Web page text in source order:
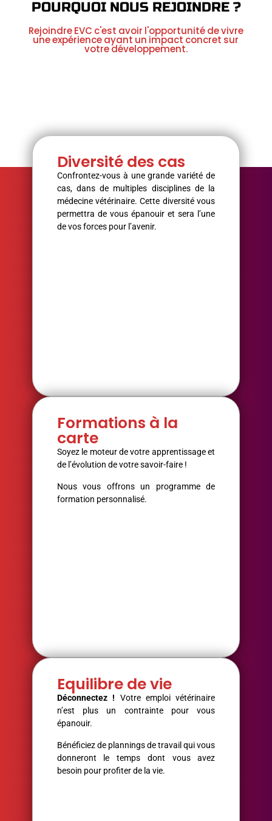
POURQUOI NOUS REJOINDRE ?
Rejoindre EVC c'est avoir l'opportunité de vivre
une expérience ayant un impact concret sur
votre développement.
Diversité des cas
Confrontez-vous à une grande variété de
cas, dans de multiples disciplines de la
médecine vétérinaire. Cette diversité vous
permettra de vous épanouir et sera l’une
de vos forces pour l’avenir.
Formations à la
carte
Soyez le moteur de votre apprentissage et
de l’évolution de votre savoir-faire !
Nous vous offrons un programme de
formation personnalisé.
Equilibre de vie
Déconnectez ! Votre emploi vétérinaire
n’est plus un contrainte pour vous
épanouir.
Bénéficiez de plannings de travail qui vous
donneront le temps dont vous avez
besoin pour profiter de la vie.